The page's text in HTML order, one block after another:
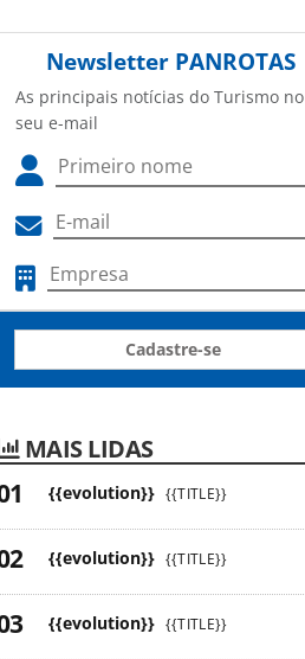
Newsletter PANROTAS
As principais notícias do Turismo no
seu e-mail
Cadastre-se
MAIS LIDAS
{{evolution}} {{TITLE}}
{{evolution}} {{TITLE}}
{{evolution}} {{TITLE}}